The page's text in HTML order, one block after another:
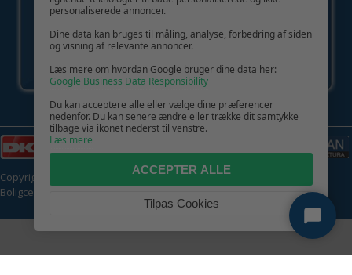
Copyright © 2026 | CVR: DK41222093 | Alle rettigheder forbeholdes |
Boligcenter.dk
personaliserede annoncer.
Dine data kan bruges til måling, analyse, forbedring af siden
og visning af relevante annoncer.
Læs mere om hvordan Google bruger dine data her:
Google Business Data Responsibility
Du kan acceptere alle eller vælge dine præferencer
nedenfor. Du kan senere ændre eller trække dit samtykke
tilbage via ikonet nederst til venstre.
Læs mere
ACCEPTER ALLE
Tilpas Cookies